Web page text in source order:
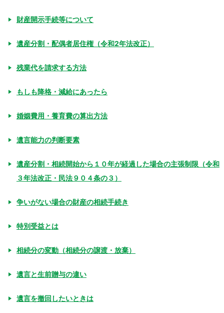
財産開示手続等について
遺産分割・配偶者居住権（令和2年法改正）
残業代を請求する方法
もしも降格・減給にあったら
婚姻費用・養育費の算出方法
遺言能力の判断要素
遺産分割・相続開始から１０年が経過した場合の主張制限（令和
３年法改正・民法９０４条の３）
争いがない場合の財産の相続手続き
特別受益とは
相続分の変動（相続分の譲渡・放棄）
遺言と生前贈与の違い
遺言を撤回したいときは